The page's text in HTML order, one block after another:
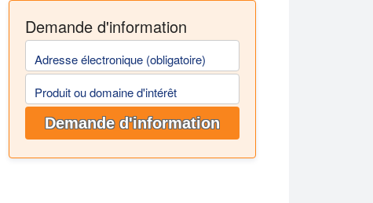
Demande d'information
Adresse électronique (obligatoire)
Produit ou domaine d'intérêt
Demande d'information